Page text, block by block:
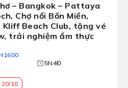
– Bangkok – Pattaya
Chợ nổi Bốn Miền,
Beach Club, tặng vé
trải nghiệm ẩm thực
5N4Đ
20/10